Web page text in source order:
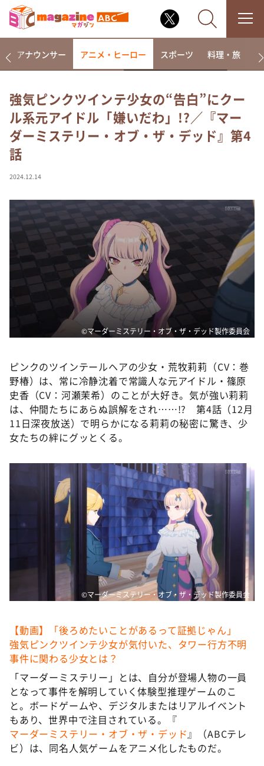
なるみ・岡村の過ぎるTV
相席食堂
～人生密着トークバラエティ！～ やすとものいたっ
て真剣です
探偵！ナイトスクープ
news おかえり
河合＆A.B.C-Z塚田×福井アナ「なんでやねん！？」
（news おかえり）
DAIGOも台所 ～きょうの献立 何にする？～
本日はダイアンなり！シーズン２
朝だ！生です旅サラダ
教えて！ニュースライブ 正義のミカタ
新婚さんいらっしゃい！
ポツンと一軒家
ザキ山小屋本館
ぺこぱのまるスポ
アナウンサー アニメ・ヒーロー スポーツ 料理・旅
強気ピンクツインテ少女の“告白”にクー
ル系元アイドル「嫌いだわ」!?／『マー
ダーミステリー・オブ・ザ・デッド』第4
話
2024.12.14
©マーダーミステリー・オブ・ザ・デッド製作委員会
ピンクのツインテールヘアの少女・荒牧莉莉（CV：巻
野椿）は、常に冷静沈着で常識人な元アイドル・篠原
史香（CV：河瀬茉希）のことが大好き。気が強い莉莉
は、仲間たちにあらぬ誤解をされ……!? 第4話（12月
11日深夜放送）で明らかになる莉莉の秘密に驚き、少
女たちの絆にグッとくる。
©マーダーミステリー・オブ・ザ・デッド製作委員会
【動画】「後ろめたいことがあるって証拠じゃん」
強気ピンクツインテ少女が気付いた、タワー行方不明
事件に関わる少女とは？
「マーダーミステリー」とは、自分が登場人物の一員
となって事件を解明していく体験型推理ゲームのこ
と。ボードゲームや、デジタルまたはリアルイベント
もあり、世界中で注目されている。『
マーダーミステリー・オブ・ザ・デッド』（ABCテレ
ビ）は、同名人気ゲームをアニメ化したものだ。